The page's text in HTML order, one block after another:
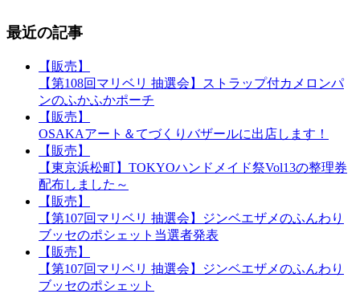
最近の記事
【販売】
【第108回マリベリ 抽選会】ストラップ付カメロンパ
ンのふかふかポーチ
【販売】
OSAKAアート＆てづくりバザールに出店します！
【販売】
【東京浜松町】TOKYOハンドメイド祭Vol13の整理券
配布しました～
【販売】
【第107回マリベリ 抽選会】ジンベエザメのふんわり
ブッセのポシェット当選者発表
【販売】
【第107回マリベリ 抽選会】ジンベエザメのふんわり
ブッセのポシェット